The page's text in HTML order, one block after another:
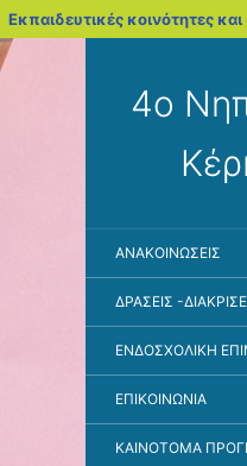
Εκπαιδευτικές κοινότητες και
4ο
ΑΝΑΚΟΙΝΏΣΕΙΣ
ΔΡΆΣΕΙΣ -
ΕΝΔΟΣΧΟΛΙΚΗ
ΕΠΙΚΟΙΝΩΝΊΑ
ΚΑΙΝΟΤΌΜΑ